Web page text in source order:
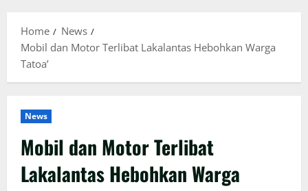
Home
News
Mobil dan Motor Terlibat Lakalantas Hebohkan Warga
Tatoa’
News
Mobil dan Motor Terlibat
Lakalantas Hebohkan Warga